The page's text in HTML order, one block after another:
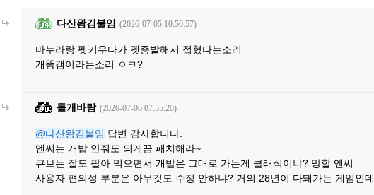
다산왕김불임 (2026-07-05 10:50:57)
마누라랑 펫키우다가 펫증발해서 접혔다는소리
개똥갬이라는소리 ㅇㅋ?
돌개바람 (2026-07-06 07:55:20)
@다산왕김불임 답변 감사합니다.
엔씨는 개밥 안줘도 되게끔 패치해라~
큐브는 잘도 팔아 먹으면서 개밥은 그대로 가는게 클래식이냐? 망할 엔씨
사용자 편의성 부분은 아무것도 수정 안하냐? 거의 28년이 다돼가는 게임인데